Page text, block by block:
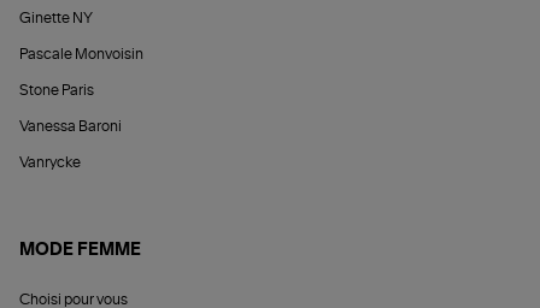
Ginette NY
Pascale Monvoisin
Stone Paris
Vanessa Baroni
Vanrycke
MODE FEMME
Choisi pour vous